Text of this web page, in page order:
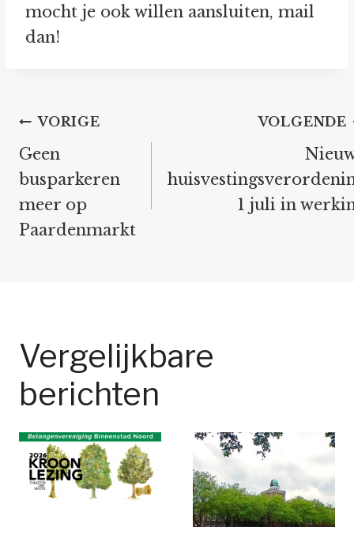
mocht je ook willen aansluiten, mail
dan!
Bericht
navigatie
VORIGE
Geen
busparkeren
meer op
Paardenmarkt
VOLGENDE
1 juli in
Vergelijkbare
berichten